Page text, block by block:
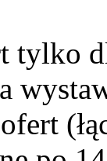
tylko